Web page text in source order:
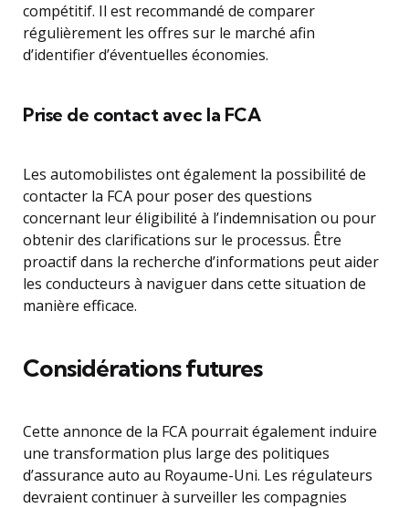
compétitif. Il est recommandé de comparer
régulièrement les offres sur le marché afin
d’identifier d’éventuelles économies.
Prise de contact avec la FCA
Les automobilistes ont également la possibilité de
contacter la FCA pour poser des questions
concernant leur éligibilité à l’indemnisation ou pour
obtenir des clarifications sur le processus. Être
proactif dans la recherche d’informations peut aider
les conducteurs à naviguer dans cette situation de
manière efficace.
Considérations futures
Cette annonce de la FCA pourrait également induire
une transformation plus large des politiques
d’assurance auto au Royaume-Uni. Les régulateurs
devraient continuer à surveiller les compagnies